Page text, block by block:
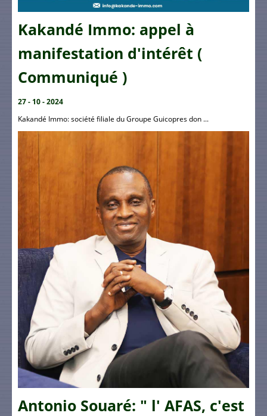
Kakandé Immo: appel à
manifestation d'intérêt (
Communiqué )
27 - 10 - 2024
Kakandé Immo: société filiale du Groupe Guicopres don ...
Antonio Souaré: " l' AFAS, c'est